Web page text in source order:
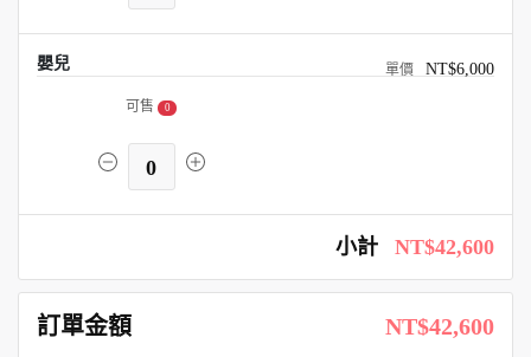
嬰兒 NT$6,000
可售 0
0
小計 NT$42,600
訂單金額 NT$42,600